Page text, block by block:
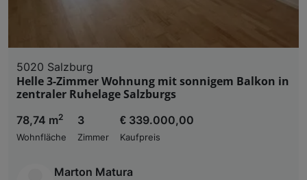
5020 Salzburg
Helle 3-Zimmer Wohnung mit sonnigem Balkon in
zentraler Ruhelage Salzburgs
78,74 m2
Wohnfläche
3
Zimmer
€ 339.000,00
Kaufpreis
Marton Matura